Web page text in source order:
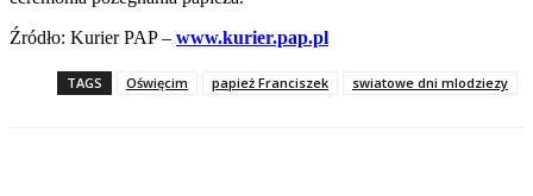
Źródło: Kurier PAP – www.kurier.pap.pl
TAGS Oświęcim papież Franciszek swiatowe dni mlodziezy